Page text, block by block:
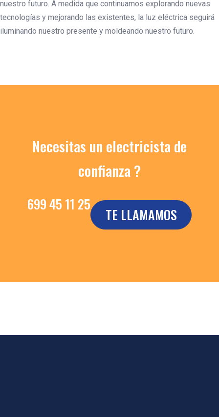
nuestro futuro. A medida que continuamos explorando nuevas
tecnologías y mejorando las existentes, la luz eléctrica seguirá
iluminando nuestro presente y moldeando nuestro futuro.
Necesitas un electricista de
confianza ?
699 45 11 25
TE LLAMAMOS